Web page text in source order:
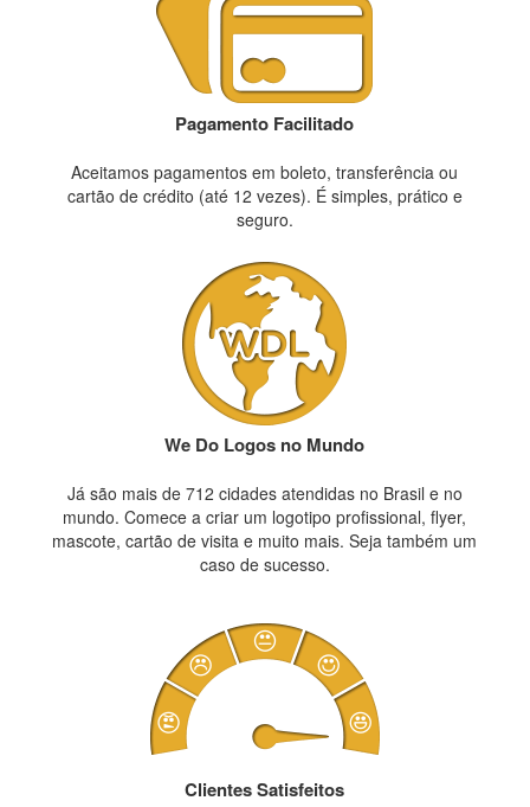
Pagamento Facilitado
Aceitamos pagamentos em boleto, transferência ou
cartão de crédito (até 12 vezes). É simples, prático e
seguro.
We Do Logos no Mundo
Já são mais de 712 cidades atendidas no Brasil e no
mundo. Comece a criar um logotipo profissional, flyer,
mascote, cartão de visita e muito mais. Seja também um
caso de sucesso.
Clientes Satisfeitos